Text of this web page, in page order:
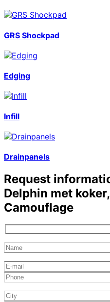
GRS Shockpad
Edging
Infill
Drainpanels
Request
Delphin met
Camouflage